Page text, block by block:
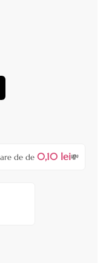
de de 0,10 lei💸